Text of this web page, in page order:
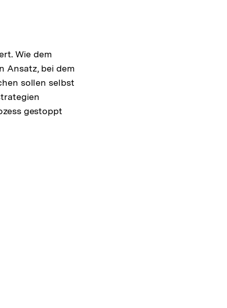
Wie dem
Ansatz, bei dem
sollen selbst
gestoppt